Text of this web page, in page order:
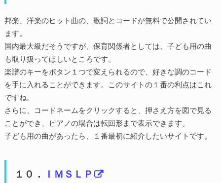
邦楽、洋楽のヒット曲の、歌詞とコードが無料で公開されてい
ます。
国内最大級だそうですが、保育関係者としては、子ども用の曲
も取り扱ってほしいところです。
楽譜のキーをボタン１つで変えられるので、好きな調のコード
を手に入れることができます。このサイトの１番の利点はこれ
ですね。
さらに、コードネームをクリックすると、押さえ方を図で見る
ことができ、ピアノの場合は転回形まで表示できます。
子ども用の曲があったら、１番最初に紹介したいサイトです。
１０． ＩＭＳＬＰ